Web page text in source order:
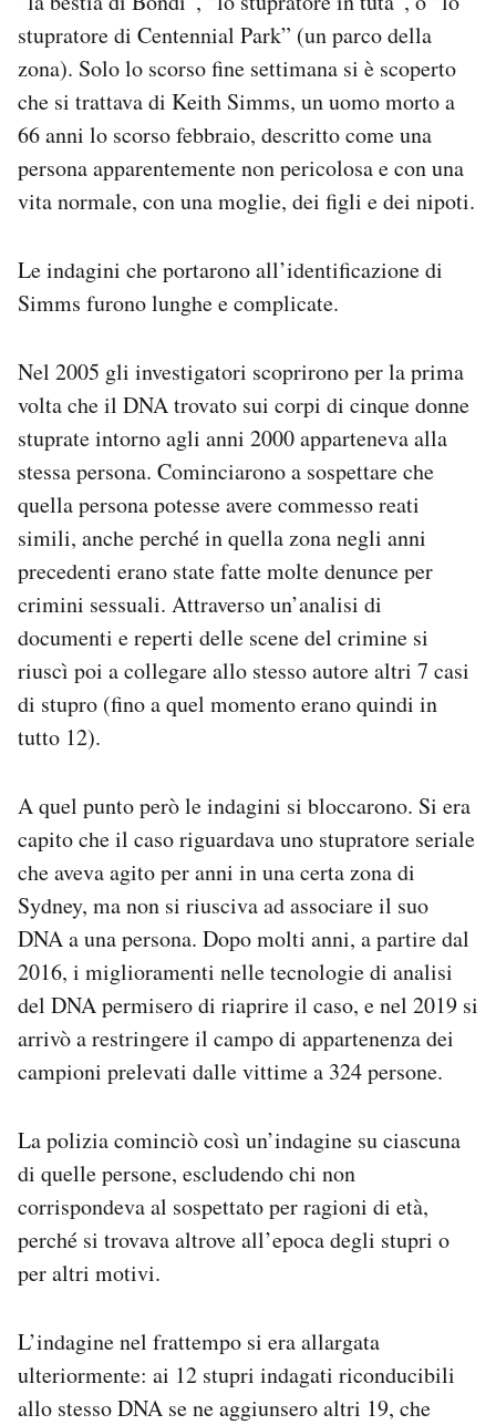
stupratore di Centennial Park” (un parco della
zona). Solo lo scorso fine settimana si è scoperto
che si trattava di Keith Simms, un uomo morto a
66 anni lo scorso febbraio, descritto come una
persona apparentemente non pericolosa e con una
vita normale, con una moglie, dei figli e dei nipoti.
Le indagini che portarono all’identificazione di
Simms furono lunghe e complicate.
Nel 2005 gli investigatori scoprirono per la prima
volta che il DNA trovato sui corpi di cinque donne
stuprate intorno agli anni 2000 apparteneva alla
stessa persona. Cominciarono a sospettare che
quella persona potesse avere commesso reati
simili, anche perché in quella zona negli anni
precedenti erano state fatte molte denunce per
crimini sessuali. Attraverso un’analisi di
documenti e reperti delle scene del crimine si
riuscì poi a collegare allo stesso autore altri 7 casi
di stupro (fino a quel momento erano quindi in
tutto 12).
A quel punto però le indagini si bloccarono. Si era
capito che il caso riguardava uno stupratore seriale
che aveva agito per anni in una certa zona di
Sydney, ma non si riusciva ad associare il suo
DNA a una persona. Dopo molti anni, a partire dal
2016, i miglioramenti nelle tecnologie di analisi
del DNA permisero di riaprire il caso, e nel 2019 si
arrivò a restringere il campo di appartenenza dei
campioni prelevati dalle vittime a 324 persone.
La polizia cominciò così un’indagine su ciascuna
di quelle persone, escludendo chi non
corrispondeva al sospettato per ragioni di età,
perché si trovava altrove all’epoca degli stupri o
per altri motivi.
L’indagine nel frattempo si era allargata
ulteriormente: ai 12 stupri indagati riconducibili
allo stesso DNA se ne aggiunsero altri 19, che